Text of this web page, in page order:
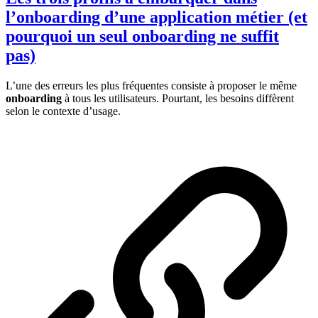
l’onboarding d’une application métier (et
pourquoi un seul onboarding ne suffit
pas)
L’une des erreurs les plus fréquentes consiste à proposer le même
onboarding à tous les utilisateurs. Pourtant, les besoins diffèrent
selon le contexte d’usage.